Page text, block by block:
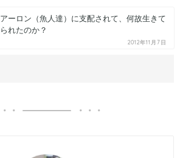
アーロン（魚人達）に支配されて、何故生きて
られたのか？
2012年11月7日